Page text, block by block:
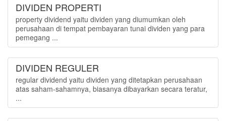
DIVIDEN PROPERTI
property dividend yaitu dividen yang diumumkan oleh
perusahaan di tempat pembayaran tunai dividen yang para
pemegang ...
DIVIDEN REGULER
regular dividend yaitu dividen yang ditetapkan perusahaan
atas saham-sahamnya, biasanya dibayarkan secara teratur,
...